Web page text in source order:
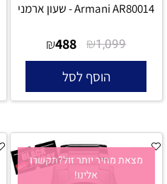
Armani AR80014 - שעון ארמני
₪1,099
₪488
הוסף לסל
מצאת מחיר יותר זול?תקשרו
אלינו!